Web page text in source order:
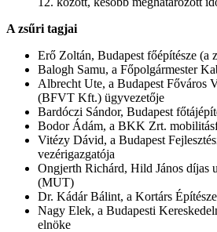
A zsűri tagjai
Erő Zoltán, Budapest főépítésze (a
Balogh Samu, a Főpolgármester
Albrecht Ute, a Budapest Főváros
(BFVT Kft.) ügyvezetője
Bardóczi Sándor, Budapest
Bodor Ádám, a BKK Zrt.
Vitézy Dávid, a Budapest
vezérigazgatója
Ongjerth Richárd, Hild János díjas
(MUT)
Dr. Kádár Bálint, a Kortárs
Nagy Elek, a Budapesti
elnöke